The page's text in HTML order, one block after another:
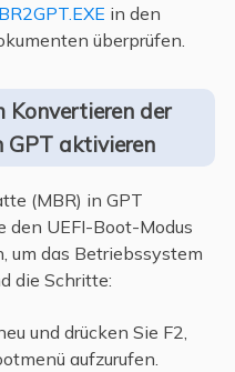
in den
überprüfen.
Konvertieren der
aktivieren
(MBR) in GPT
den UEFI-Boot-Modus
um das Betriebssystem
die Schritte:
und drücken Sie F2,
aufzurufen.